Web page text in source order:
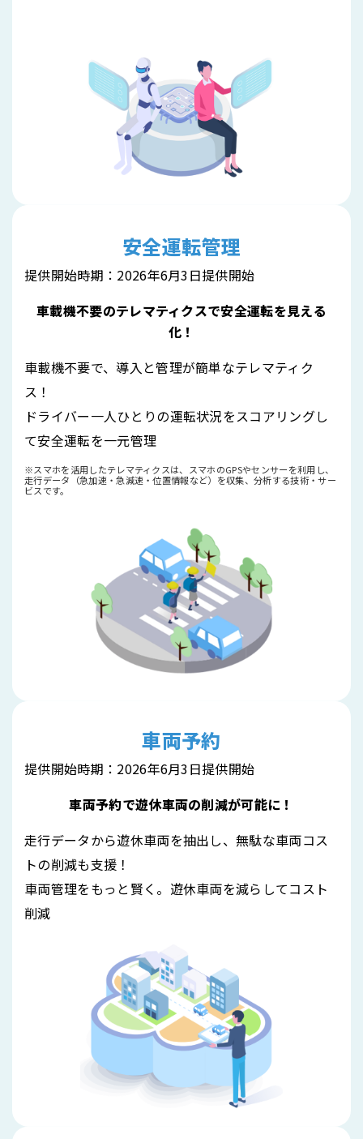
安全運転管理
提供開始時期：2026年6月3日提供開始
車載機不要のテレマティクスで安全運転を見える
化！
車載機不要で、導入と管理が簡単なテレマティク
ス！
ドライバー一人ひとりの運転状況をスコアリングし
て安全運転を一元管理
※スマホを活用したテレマティクスは、スマホのGPSやセンサーを利用し、
走行データ（急加速・急減速・位置情報など）を収集、分析する技術・サー
ビスです。
車両予約
提供開始時期：2026年6月3日提供開始
車両予約で遊休車両の削減が可能に！
走行データから遊休車両を抽出し、無駄な車両コス
トの削減も支援！
車両管理をもっと賢く。遊休車両を減らしてコスト
削減